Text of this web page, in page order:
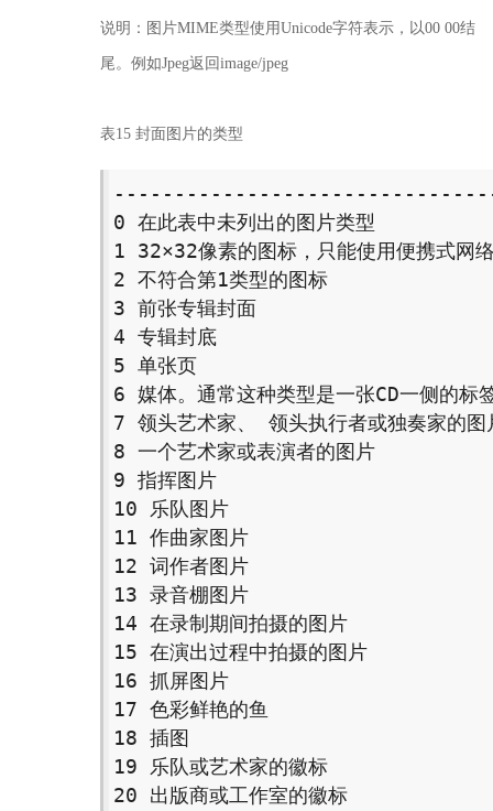
说明：图片MIME类型使用Unicode字符表示，以00 00结
尾。例如Jpeg返回image/jpeg
表15 封面图片的类型
0 在此表中未列出的图片类型
1 32×32像素的图标，只能使用便携式网
2 不符合第1类型的图标
3 前张专辑封面
4 专辑封底
5 单张页
6 媒体。通常这种类型是一张CD一侧的
7 领头艺术家、 领头执行者或独奏家的
8 一个艺术家或表演者的图片
9 指挥图片
10 乐队图片
11 作曲家图片
12 词作者图片
13 录音棚图片
14 在录制期间拍摄的图片
15 在演出过程中拍摄的图片
16 抓屏图片
17 色彩鲜艳的鱼
18 插图
19 乐队或艺术家的徽标
20 出版商或工作室的徽标